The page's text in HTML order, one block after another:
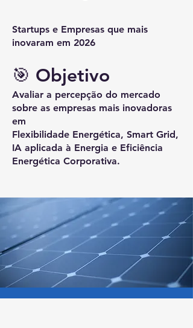
Startups e Empresas que mais
inovaram em 2026
🎯 Objetivo
Avaliar a percepção do mercado
sobre as empresas mais inovadoras
em
Flexibilidade Energética, Smart Grid,
IA aplicada à Energia e Eficiência
Energética Corporativa.